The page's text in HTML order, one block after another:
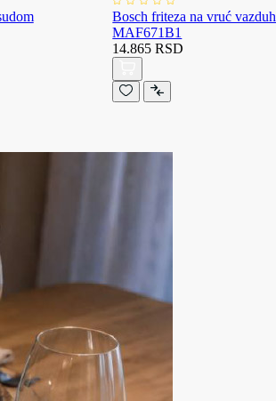
Bosch friteza na vruć vazduh
MAF671B1
14.865 RSD